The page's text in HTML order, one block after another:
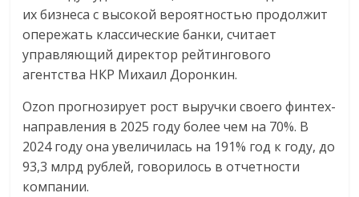
их бизнеса с высокой вероятностью продолжит
опережать классические банки, считает
управляющий директор рейтингового
агентства НКР Михаил Доронкин.
Ozon прогнозирует рост выручки своего финтех-
направления в 2025 году более чем на 70%. В
2024 году она увеличилась на 191% год к году, до
93,3 млрд рублей, говорилось в отчетности
компании.